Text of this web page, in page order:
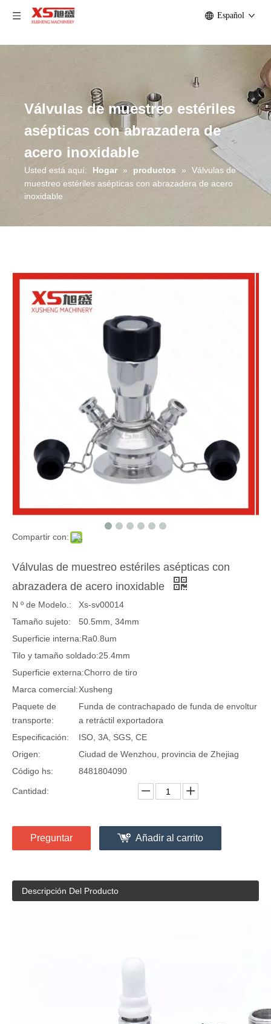
Español
Válvulas de muestreo estériles
asépticas con abrazadera de
acero inoxidable
Usted está aquí: Hogar » productos »
Válvulas de
muestreo estériles asépticas con abrazadera de acero
inoxidable
Compartir con:
Válvulas de muestreo estériles asépticas con
abrazadera de acero inoxidable
N º de Modelo.:
Xs-sv00014
Tamaño sujeto:
50.5mm, 34mm
Superficie interna:Ra0.8um
Tilo y tamaño soldado:25.4mm
Superficie externa:Chorro de tiro
Marca comercial:Xusheng
Paquete de
transporte:
Funda de contrachapado de funda de envoltur
a retráctil exportadora
Especificación:
ISO, 3A, SGS, CE
Origen:
Ciudad de Wenzhou, provincia de Zhejiag
Código hs:
8481804090
Cantidad:
Preguntar Añadir al carrito
Descripción Del Producto